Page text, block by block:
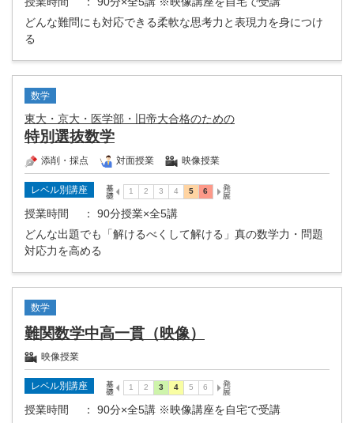
どんな難問にも対応できる柔軟な思考力と表現力を身につけ
る
数学
東大・京大・医学部・旧帝大合格のための
特別選抜数学
添削・採点 対面授業 映像授業
レベル別講座
授業時間
： 90分授業×全5講
どんな出題でも「解けるべくして解ける」真の数学力・問題
対応力を高める
数学
難関数学中高一貫（映像）
映像授業
レベル別講座
授業時間
： 90分×全5講 ※映像講座を自宅で受講